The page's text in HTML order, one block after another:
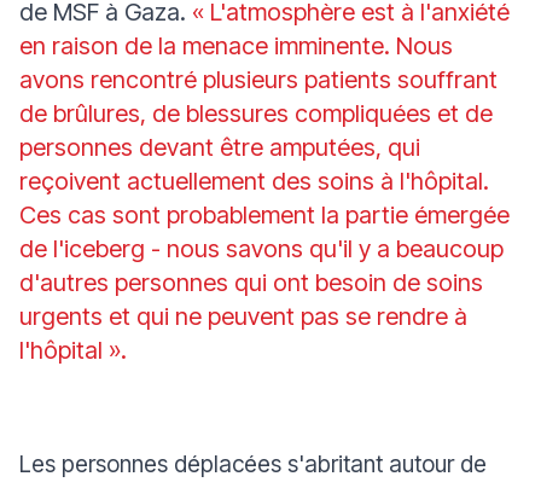
de MSF à Gaza. « L'atmosphère est à l'anxiété
en raison de la menace imminente. Nous
avons rencontré plusieurs patients souffrant
de brûlures, de blessures compliquées et de
personnes devant être amputées, qui
reçoivent actuellement des soins à l'hôpital.
Ces cas sont probablement la partie émergée
de l'iceberg - nous savons qu'il y a beaucoup
d'autres personnes qui ont besoin de soins
urgents et qui ne peuvent pas se rendre à
l'hôpital ».
Les personnes déplacées s'abritant autour de